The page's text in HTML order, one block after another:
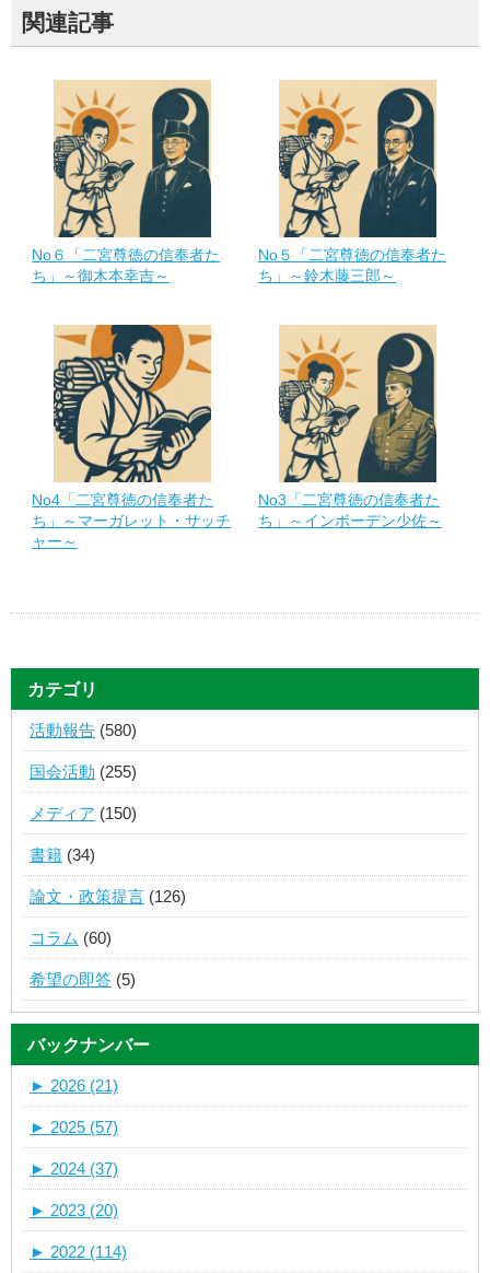
関連記事
No６「二宮尊徳の信奉者た
ち」～御木本幸吉～
No５「二宮尊徳の信奉者た
ち」～鈴木藤三郎～
No4「二宮尊徳の信奉者た
ち」～マーガレット・サッチ
ャー～
No3「二宮尊徳の信奉者た
ち」～インボーデン少佐～
カテゴリ
活動報告 (580)
国会活動 (255)
メディア (150)
書籍 (34)
論文・政策提言 (126)
コラム (60)
希望の即答 (5)
バックナンバー
► 2026 (21)
► 2025 (57)
► 2024 (37)
► 2023 (20)
► 2022 (114)